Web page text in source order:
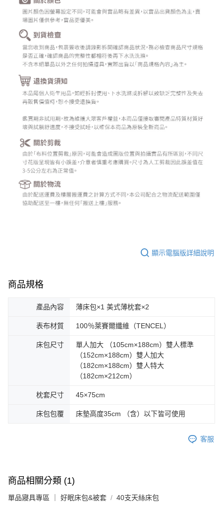
顯示電腦版詳細說明
商品規格
產品內容 薄床包×1 美式薄枕套×2
表布材質 100％萊賽爾纖維（TENCEL）
床包尺寸
單人加大 （105cm×188cm）雙人標準
（152cm×188cm）雙人加大
（182cm×188cm）雙人特大
（182cm×212cm）
枕套尺寸 45×75cm
床包包覆 床墊高度35cm （含）以下皆可使用
客服
商品相關分類 (1)
單品寢具專區 ｜ 好眠床包&被套 40支天絲床包